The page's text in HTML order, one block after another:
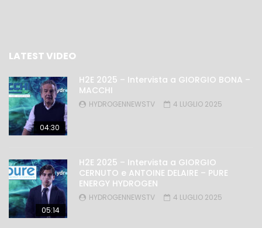
LATEST VIDEO
04:30
H2E 2025 – Intervista a GIORGIO BONA –
MACCHI
HYDROGENNEWSTV 4 LUGLIO 2025
05:14
H2E 2025 – Intervista a GIORGIO
CERNUTO e ANTOINE DELAIRE – PURE
ENERGY HYDROGEN
HYDROGENNEWSTV 4 LUGLIO 2025